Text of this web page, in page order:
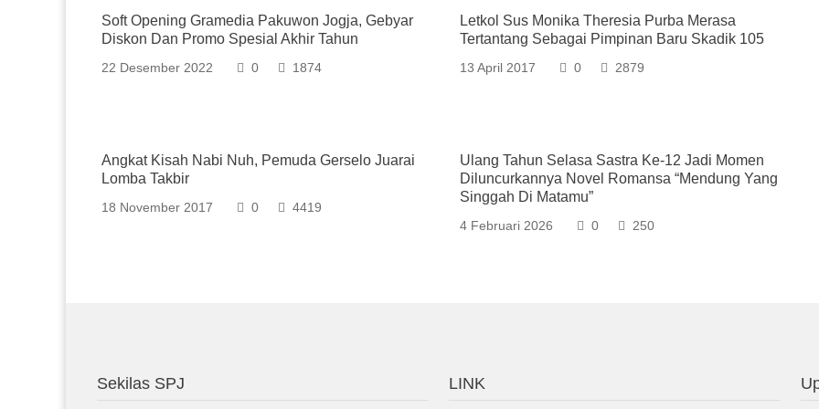
Soft Opening Gramedia Pakuwon Jogja, Gebyar
Diskon Dan Promo Spesial Akhir Tahun
22 Desember 2022 0 1874
Letkol Sus Monika Theresia Purba Merasa
Tertantang Sebagai Pimpinan Baru Skadik 105
13 April 2017 0 2879
Angkat Kisah Nabi Nuh, Pemuda Gerselo Juarai
Lomba Takbir
18 November 2017 0 4419
Ulang Tahun Selasa Sastra Ke-12 Jadi Momen
Diluncurkannya Novel Romansa “Mendung Yang
Singgah Di Matamu”
4 Februari 2026 0 250
Sekilas SPJ LINK